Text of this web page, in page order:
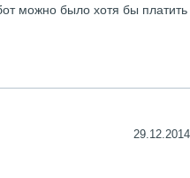
можно было хотя бы платить